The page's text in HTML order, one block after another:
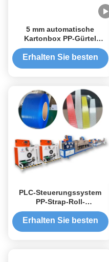
5 mm automatische
Kartonbox PP-Gürtel
Doppelschraub-
Rollenherstellungsmaschine
Erhalten Sie besten
PLC-Steuerungssystem
PP-Strap-Roll-
Fertigungsmaschine für
Fertigungsanlagen
Erhalten Sie besten